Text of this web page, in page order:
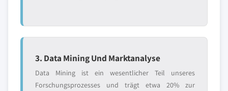
3. Data Mining Und Marktanalyse
Data Mining ist ein wesentlicher Teil unseres
Forschungsprozesses und trägt etwa 20% zur